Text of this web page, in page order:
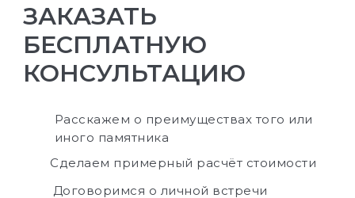
ЗАКАЗАТЬ
БЕСПЛАТНУЮ
КОНСУЛЬТАЦИЮ
Расскажем о преимуществах того или
иного памятника
Сделаем примерный расчёт стоимости
Договоримся о личной встречи